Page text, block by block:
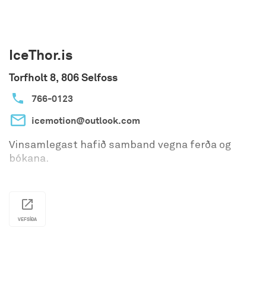
IceThor.is
Torfholt 8, 806 Selfoss
766-0123
icemotion@outlook.com
Vinsamlegast hafið samband vegna ferða og
bókana.
VEFSÍÐA